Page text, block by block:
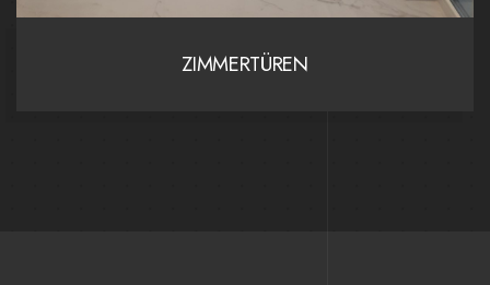
ZIMMERTÜREN